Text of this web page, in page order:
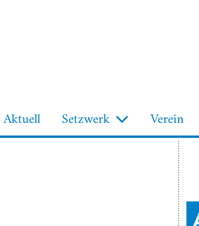
Aktuell Setzwerk Verein